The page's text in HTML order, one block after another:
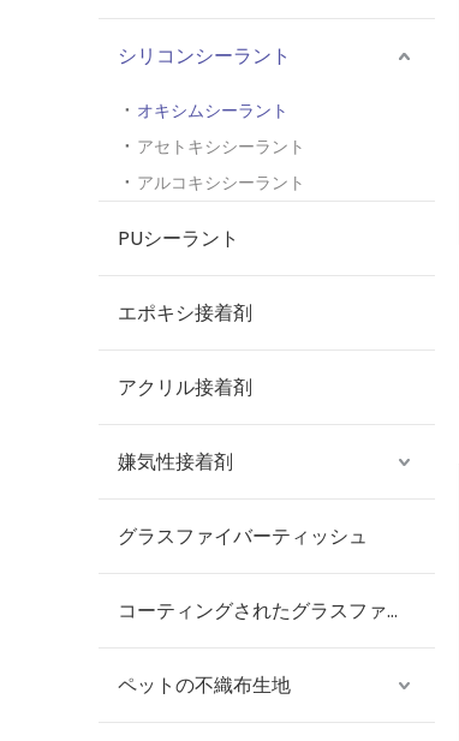
シリコンシーラント
オキシムシーラント
アセトキシシーラント
アルコキシシーラント
PUシーラント
エポキシ接着剤
アクリル接着剤
嫌気性接着剤
グラスファイバーティッシュ
コーティングされたグラスファイバーティッシュ
ペットの不織布生地